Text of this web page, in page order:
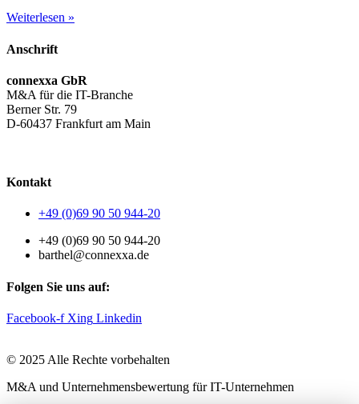
Weiterlesen »
Anschrift
connexxa GbR
M&A für die IT-Branche
Berner Str. 79
D-60437 Frankfurt am Main
Kontakt
+49 (0)69 90 50 944-20
+49 (0)69 90 50 944-20
barthel@connexxa.de
Folgen Sie uns auf:
Facebook-f Xing Linkedin
© 2025 Alle Rechte vorbehalten
M&A und Unternehmensbewertung für IT-Unternehmen